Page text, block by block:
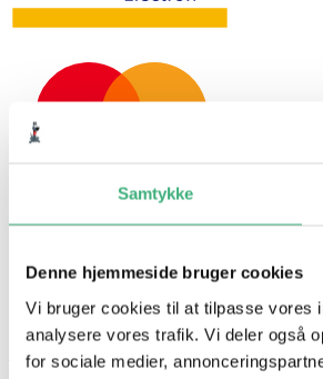
Samtykke
Denne hjemmeside bruger cookies
Vi bruger cookies til at tilpasse vores
analysere vores trafik. Vi deler også
for sociale medier,
Hvem er vi